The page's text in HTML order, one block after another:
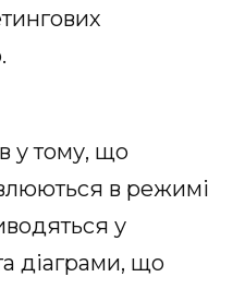
у тому, що
в режимі
у
діаграми, що